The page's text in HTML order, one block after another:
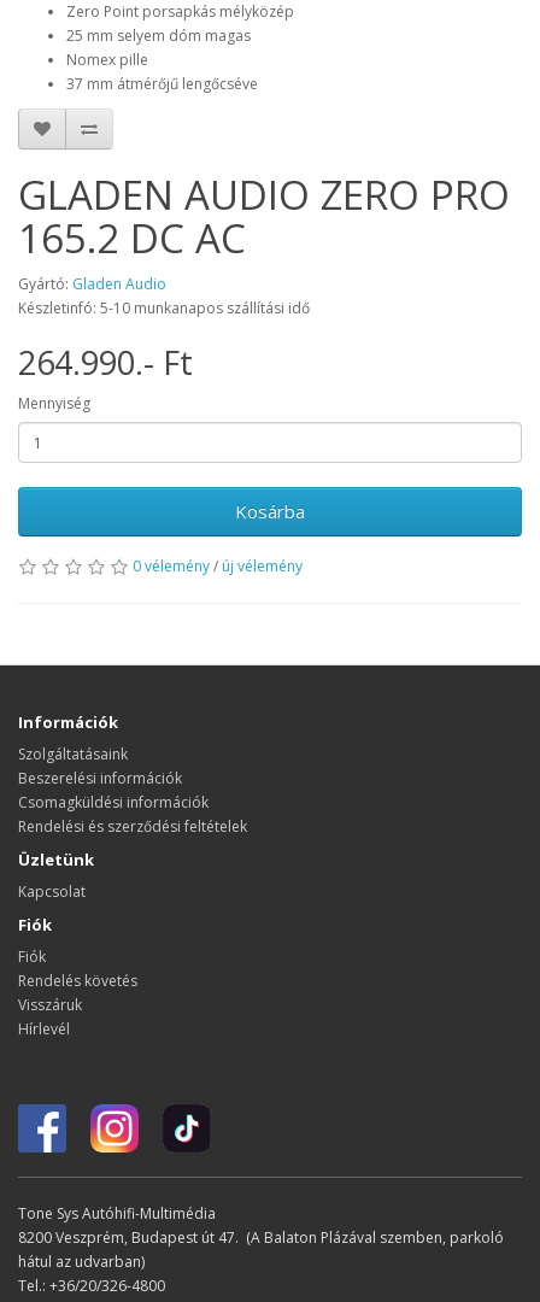
Zero Point porsapkás mélyközép
25 mm selyem dóm magas
Nomex pille
37 mm átmérőjű lengőcséve
GLADEN AUDIO ZERO PRO
165.2 DC AC
Gyártó: Gladen Audio
Készletinfó: 5-10 munkanapos szállítási idő
264.990.- Ft
Mennyiség
Kosárba
0 vélemény/ új vélemény
Információk
Szolgáltatásaink
Beszerelési információk
Csomagküldési információk
Rendelési és szerződési feltételek
Üzletünk
Kapcsolat
Fiók
Fiók
Rendelés követés
Visszáruk
Hírlevél
Tone Sys Autóhifi-Multimédia
8200 Veszprém, Budapest út 47. (A Balaton Plázával szemben, parkoló
hátul az udvarban)
Tel.: +36/20/326-4800